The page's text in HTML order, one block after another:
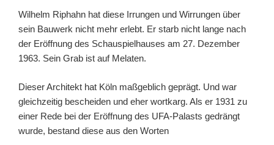
Wilhelm Riphahn hat diese Irrungen und Wirrungen über
sein Bauwerk nicht mehr erlebt. Er starb nicht lange nach
der Eröffnung des Schauspielhauses am 27. Dezember
1963. Sein Grab ist auf Melaten.
Dieser Architekt hat Köln maßgeblich geprägt. Und war
gleichzeitig bescheiden und eher wortkarg. Als er 1931 zu
einer Rede bei der Eröffnung des UFA-Palasts gedrängt
wurde, bestand diese aus den Worten